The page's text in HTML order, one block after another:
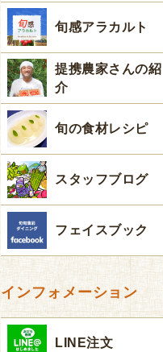
旬感アラカルト
提携農家さんの紹
介
旬の食材レシピ
スタッフブログ
フェイスブック
インフォメーション
LINE注文